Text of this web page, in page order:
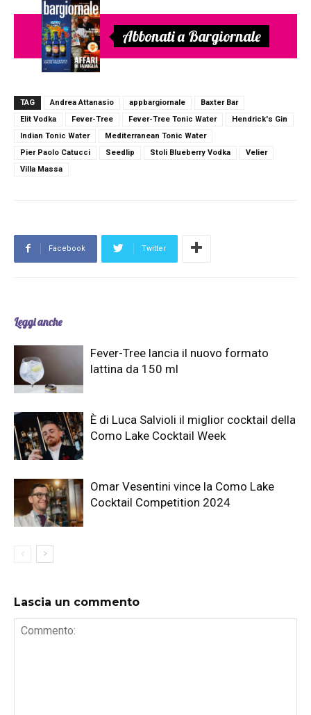
Abbonati a Bargiornale
TAG Andrea Attanasio appbargiornale
Baxter Bar
Elit Vodka
Fever-Tree Fever-Tree Tonic Water
Hendrick's Gin
Indian Tonic Water
Mediterranean Tonic Water
Pier Paolo Catucci
Seedlip Stoli Blueberry Vodka
Velier
Villa Massa
Facebook Twitter
Leggi anche
Fever-Tree lancia il nuovo formato
lattina da 150 ml
È di Luca Salvioli il miglior cocktail della
Como Lake Cocktail Week
Omar Vesentini vince la Como Lake
Cocktail Competition 2024
Lascia un commento